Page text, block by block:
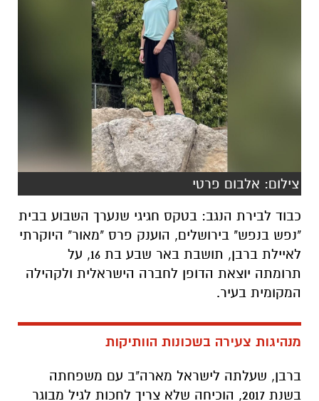
צילום: אלבום פרטי
כבוד לבירת הנגב: בטקס חגיגי שנערך השבוע בבית
"נפש בנפש" בירושלים, הוענק פרס "מאור" היוקרתי
לאיילת ברבן, תושבת באר שבע בת 16, על
תרומתה יוצאת הדופן לחברה הישראלית ולקהילה
המקומית בעיר.
מנהיגות צעירה בשכונות הוותיקות
ברבן, שעלתה לישראל מארה"ב עם משפחתה
בשנת 2017, הוכיחה שלא צריך לחכות לגיל מבוגר